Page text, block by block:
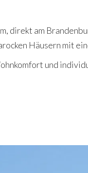
direkt am
Häusern mit
und